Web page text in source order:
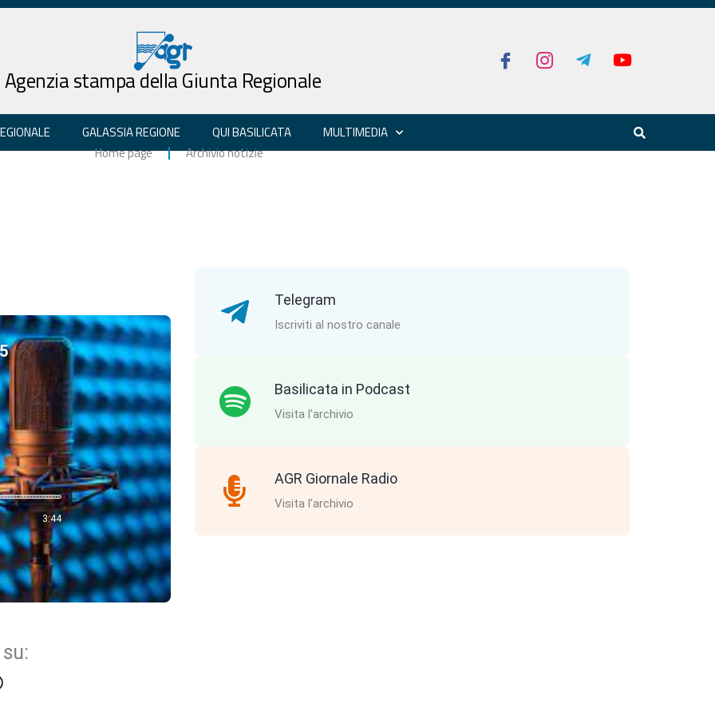
Agenzia stampa della Giunta Regionale
GALASSIA REGIONE QUI BASILICATA
MULTIMEDIA
Home page
Archivio notizie
3:44
Telegram
Iscriviti al nostro canale
Basilicata in Podcast
Visita l'archivio
AGR Giornale Radio
Visita l'archivio